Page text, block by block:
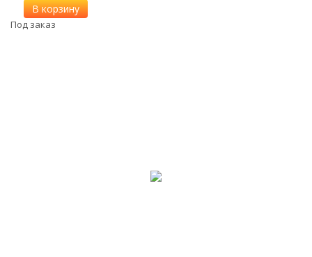
В корзину
Под заказ